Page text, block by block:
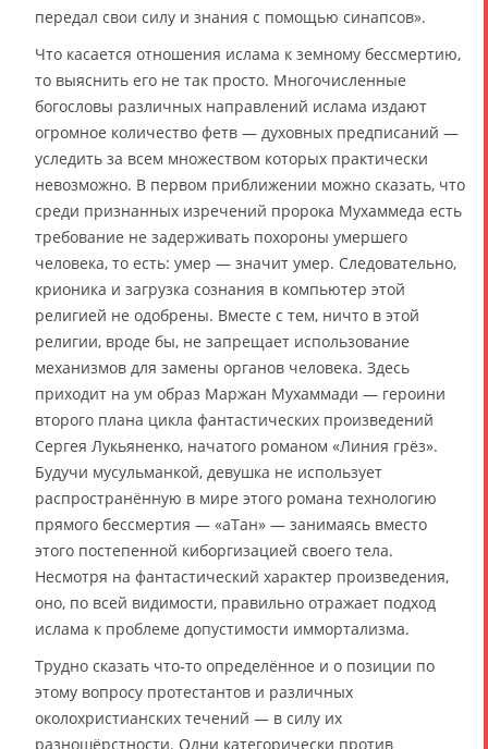
передал свои силу и знания с помощью синапсов».
Что касается отношения ислама к земному бессмертию,
то выяснить его не так просто. Многочисленные
богословы различных направлений ислама издают
огромное количество фетв — духовных предписаний —
уследить за всем множеством которых практически
невозможно. В первом приближении можно сказать, что
среди признанных изречений пророка Мухаммеда есть
требование не задерживать похороны умершего
человека, то есть: умер — значит умер. Следовательно,
крионика и загрузка сознания в компьютер этой
религией не одобрены. Вместе с тем, ничто в этой
религии, вроде бы, не запрещает использование
механизмов для замены органов человека. Здесь
приходит на ум образ Маржан Мухаммади — героини
второго плана цикла фантастических произведений
Сергея Лукьяненко, начатого романом «Линия грёз».
Будучи мусульманкой, девушка не использует
распространённую в мире этого романа технологию
прямого бессмертия — «аТан» — занимаясь вместо
этого постепенной киборгизацией своего тела.
Несмотря на фантастический характер произведения,
оно, по всей видимости, правильно отражает подход
ислама к проблеме допустимости иммортализма.
Трудно сказать что-то определённое и о позиции по
этому вопросу протестантов и различных
околохристианских течений — в силу их
разношёрстности. Одни категорически против